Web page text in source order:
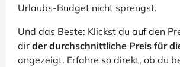
Urlaubs-Budget nicht sprengst.
Und das Beste: Klickst du auf den
dir der durchschnittliche Preis für
angezeigt. Erfahre so direkt, ob du